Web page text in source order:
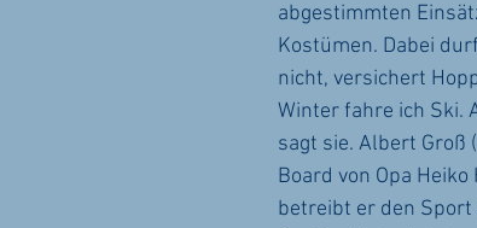
abgestimmten
Kostümen. Dabei
nicht, versichert
Winter fahre ich Ski.
sagt sie. Albert Groß
Board von Opa
betreibt er den Sport